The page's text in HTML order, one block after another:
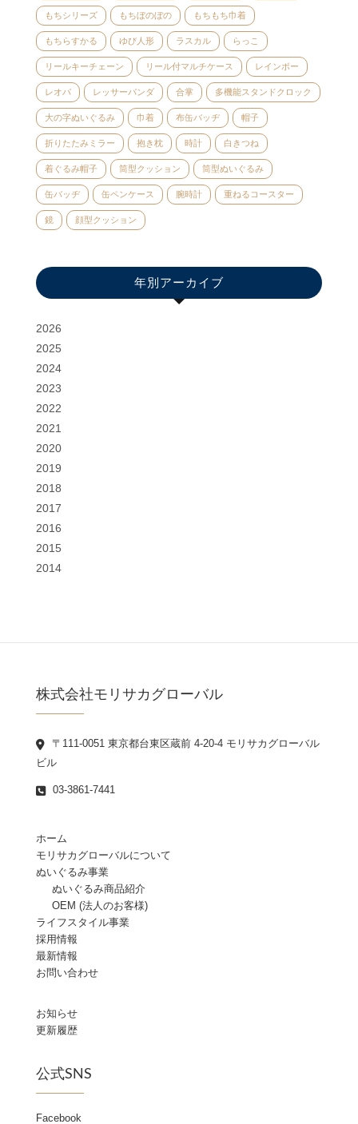
もちシリーズ もちぼのぼの もちもち巾着
もちらすかる ゆび人形 ラスカル らっこ
リールキーチェーン リール付マルチケース レインボー
レオパ レッサーパンダ 合掌 多機能スタンドクロック
大の字ぬいぐるみ 巾着 布缶バッヂ 帽子
折りたたみミラー 抱き枕 時計 白きつね
着ぐるみ帽子 筒型クッション 筒型ぬいぐるみ
缶バッヂ 缶ペンケース 腕時計 重ねるコースター
鏡 顔型クッション
年別アーカイブ
2026
2025
2024
2023
2022
2021
2020
2019
2018
2017
2016
2015
2014
株式会社モリサカグローバル
〒111-0051 東京都台東区蔵前 4-20-4 モリサカグローバル
ビル
03-3861-7441
ホーム
モリサカグローバルについて
ぬいぐるみ事業
ぬいぐるみ商品紹介
OEM (法人のお客様)
ライフスタイル事業
採用情報
最新情報
お問い合わせ
お知らせ
更新履歴
公式SNS
Facebook